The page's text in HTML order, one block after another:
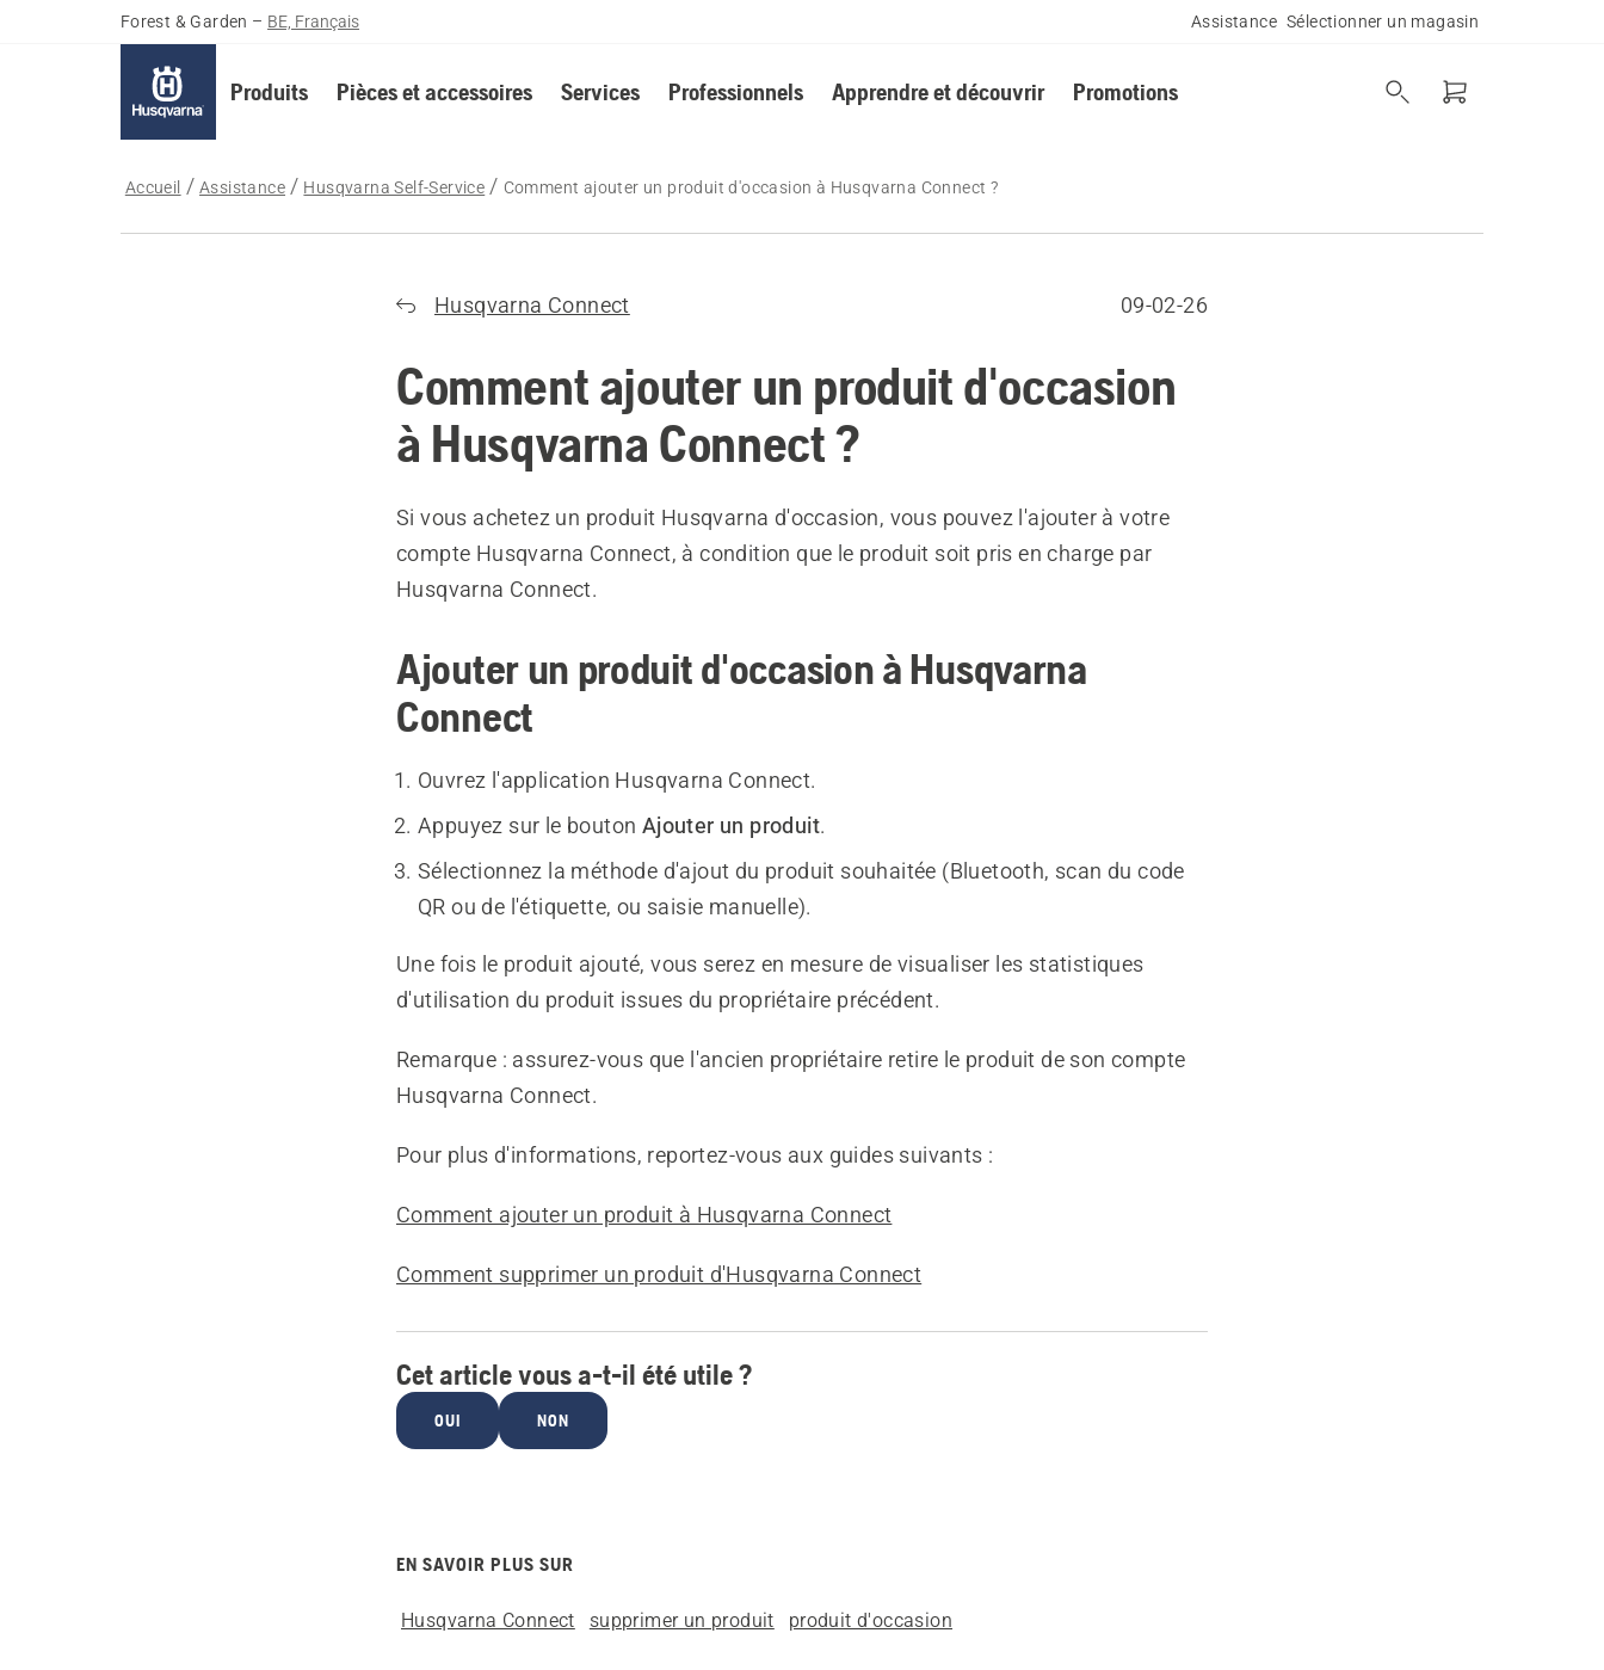
Forest & Garden – BE, Français Assistance Sélectionner un magasin
Produits Pièces et accessoires Services Professionnels Apprendre et découvrir Promotions
Accueil Assistance Husqvarna Self-Service Comment ajouter un produit d'occasion à Husqvarna Connect ?
Husqvarna Connect 09-02-26
Comment ajouter un produit d'occasion
à Husqvarna Connect ?
Si vous achetez un produit Husqvarna d'occasion, vous pouvez l'ajouter à votre
compte Husqvarna Connect, à condition que le produit soit pris en charge par
Husqvarna Connect.
Ajouter un produit d'occasion à Husqvarna
Connect
Ouvrez l'application Husqvarna Connect.
Appuyez sur le bouton Ajouter un produit.
Sélectionnez la méthode d'ajout du produit souhaitée (Bluetooth, scan du code
QR ou de l'étiquette, ou saisie manuelle).
Une fois le produit ajouté, vous serez en mesure de visualiser les statistiques
d'utilisation du produit issues du propriétaire précédent.
Remarque : assurez-vous que l'ancien propriétaire retire le produit de son compte
Husqvarna Connect.
Pour plus d'informations, reportez-vous aux guides suivants :
Comment ajouter un produit à Husqvarna Connect
Comment supprimer un produit d'Husqvarna Connect
Cet article vous a-t-il été utile ?
OUI NON
EN SAVOIR PLUS SUR
Husqvarna Connect supprimer un produit produit d'occasion